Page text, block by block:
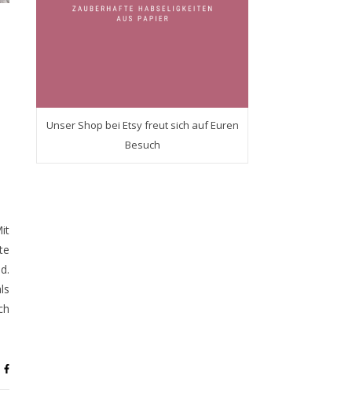
Unser Shop bei Etsy freut sich auf Euren
Besuch